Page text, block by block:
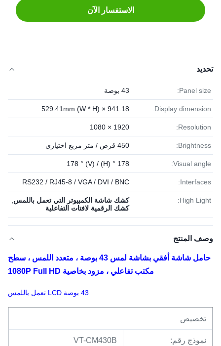
الاستفسار الآن
تحديد
Panel size: 43 بوصة
Display dimension:
941.18 × 529.41mm (W * H)
Resolution:
1920 × 1080
Brightness: 450 قرص / متر مربع اختياري
Visual angle:
178 ° (H) / 178 ° (V)
Interfaces:
RS232 / RJ45-8 / VGA / DVI / BNC
High Light: كشك شاشة الكمبيوتر التي تعمل باللمس
كشك الرقمية لافتات التفاعلية
وصف المنتج
حامل شاشة أفقي بشاشة لمس 43 بوصة ، متعدد اللمس ، سطح
مكتب تفاعلي ، مزود بخاصية 1080P Full HD
43 بوصة LCD تعمل باللمس
تخصيص
نموذج رقم: VT-CM430B